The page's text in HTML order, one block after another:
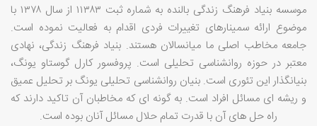
موسسه بنیاد فرهنگ زندگی بالنده به شماره ثبت ۱۱۳۸۳ از سال ۱۳۷۸ با
موضوع ارائه سمینارهای تغییرات فردی اقدام به فعالیت نموده است.
جامعه مخاطب اصلی ما میانسالان هستند. بنیاد فرهنگ زندگی، نهادی
معتبر در حوزه روانشناسی تحلیلی است. پروفسور کارل گوستاو یونگ،
بنیانگذار این تئوری است. بنیان روانشناسی تحلیلی یونگ بر تحلیل عمیق
و ریشه ای مسائل افراد است. به گونه ای که مخاطبان آن تاکید دارند که
راه حل های آن با قدرت تمام حلال مسائل آنان بوده است.